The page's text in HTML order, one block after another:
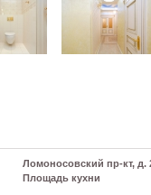
Ломоносовский пр-кт, д.
Площадь кухни